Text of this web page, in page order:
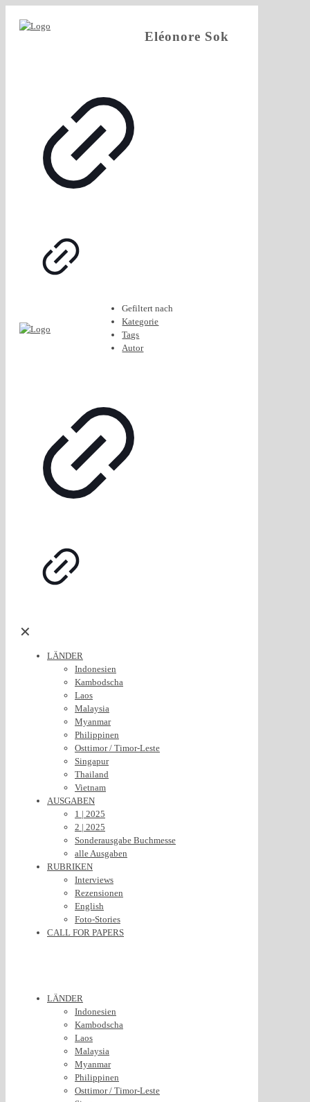
✕
LÄNDER
Indonesien
Kambodscha
Laos
Malaysia
Myanmar
Philippinen
Osttimor / Timor-Leste
Singapur
Thailand
Vietnam
AUSGABEN
1 | 2025
2 | 2025
Sonderausgabe Buchmesse
alle Ausgaben
RUBRIKEN
Interviews
Rezensionen
English
Foto-Stories
CALL FOR PAPERS
LÄNDER
Indonesien
Kambodscha
Laos
Malaysia
Myanmar
Philippinen
Osttimor / Timor-Leste
Eléonore Sok
Gefiltert nach
Kategorie
Tags
Autor